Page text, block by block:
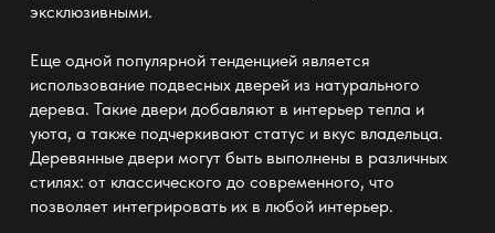
эксклюзивными.
Еще одной популярной тенденцией является
использование подвесных дверейиз натурального
дерева. Такие двери добавляют в интерьер тепла и
уюта, а также подчеркивают статус и вкус владельца.
Деревянные двери могут быть выполнены в различных
стилях: от классического до современного, что
позволяет интегрировать их в любой интерьер.